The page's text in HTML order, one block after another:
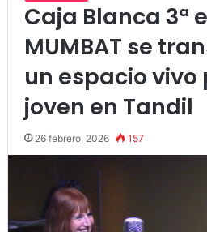
Caja Blanca 3ª
MUMBAT se
un espacio
joven en Tandil
26 febrero, 2026 157